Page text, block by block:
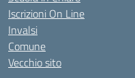
Iscrizioni On Line
Invalsi
Comune
Vecchio sito